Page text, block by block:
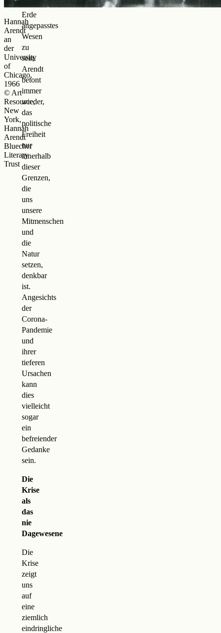
Hannah
Arendt
an
der
University
of
Chicago,
1966
© Art
Resource,
New
York,
Hannah
Arendt
Bluecher
Literary
Trust
Planeten
Erde
angepasstes
Wesen
zu
sein.
Arendt
betont
immer
wieder,
das
politische
Freiheit
nur
innerhalb
dieser
Grenzen,
die
uns
unsere
Mitmenschen
und
die
Natur
setzen,
denkbar
ist.
Angesichts
der
Corona-
Pandemie
und
ihrer
tieferen
Ursachen
kann
dies
vielleicht
sogar
ein
befreiender
Gedanke
sein.
Die
Krise
als
das
nie
Dagewesene
Die
Krise
zeigt
uns
auf
eine
ziemlich
eindringliche